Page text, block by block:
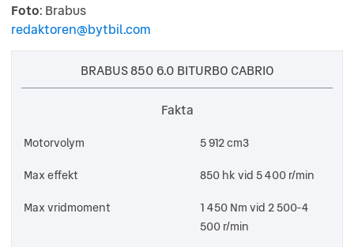
Foto: Brabus
redaktoren@bytbil.com
BRABUS 850 6.0 BITURBO CABRIO
Fakta
Motorvolym 5 912 cm3
Max effekt 850 hk vid 5 400 r/min
Max vridmoment
1 450 Nm vid 2 500-4
500 r/min